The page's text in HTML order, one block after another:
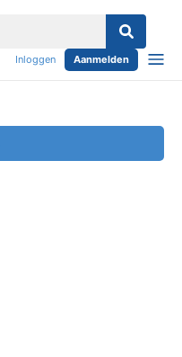
Inloggen Aanmelden